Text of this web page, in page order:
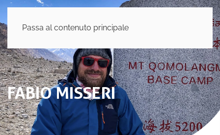
Passa al contenuto principale
FABIO MISSERI